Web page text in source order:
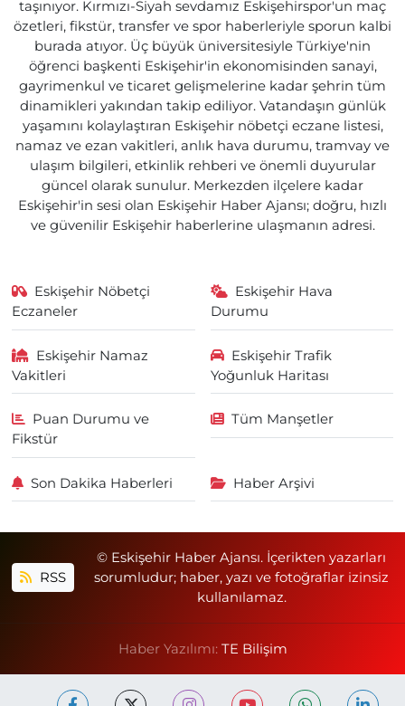
taşınıyor. Kırmızı-Siyah sevdamız Eskişehirspor'un maç
özetleri, fikstür, transfer ve spor haberleriyle sporun kalbi
burada atıyor. Üç büyük üniversitesiyle Türkiye'nin
öğrenci başkenti Eskişehir'in ekonomisinden sanayi,
gayrimenkul ve ticaret gelişmelerine kadar şehrin tüm
dinamikleri yakından takip ediliyor. Vatandaşın günlük
yaşamını kolaylaştıran Eskişehir nöbetçi eczane listesi,
namaz ve ezan vakitleri, anlık hava durumu, tramvay ve
ulaşım bilgileri, etkinlik rehberi ve önemli duyurular
güncel olarak sunulur. Merkezden ilçelere kadar
Eskişehir'in sesi olan Eskişehir Haber Ajansı; doğru, hızlı
ve güvenilir Eskişehir haberlerine ulaşmanın adresi.
Eskişehir Nöbetçi
Eczaneler
Eskişehir Hava
Durumu
Eskişehir Namaz
Vakitleri
Eskişehir Trafik
Yoğunluk Haritası
Puan Durumu ve
Fikstür
Tüm Manşetler
Son Dakika Haberleri Haber Arşivi
RSS
© Eskişehir Haber Ajansı. İçerikten yazarları
sorumludur; haber, yazı ve fotoğraflar izinsiz
kullanılamaz.
Haber Yazılımı: TE Bilişim